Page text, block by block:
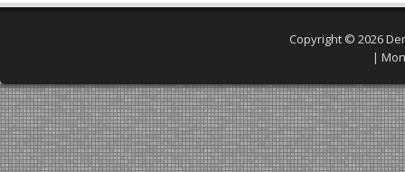
Copyright © 2026
|